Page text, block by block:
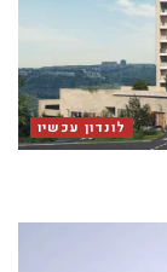
לונדון עכשיו